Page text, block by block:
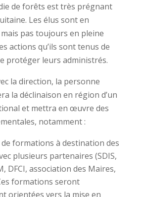
de forêts est très prégnant
Les élus sont en
pas toujours en pleine
actions qu’ils sont tenus de
protéger leurs administrés.
la direction, la personne
la déclinaison en région d’un
et mettra en œuvre des
notamment :
formations à destination des
plusieurs partenaires (SDIS,
DFCI, association des Maires,
formations seront
orientées vers la mise en